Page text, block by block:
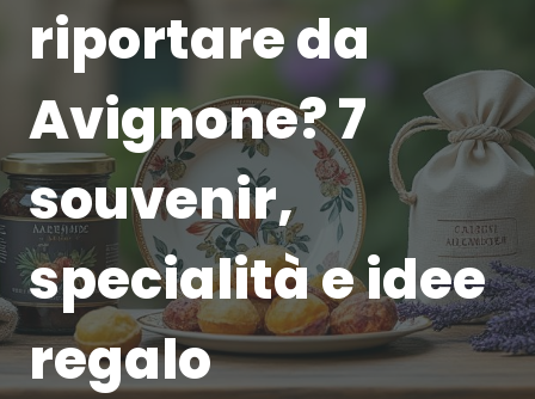
riportare da
Avignone? 7
souvenir,
specialità e idee
regalo